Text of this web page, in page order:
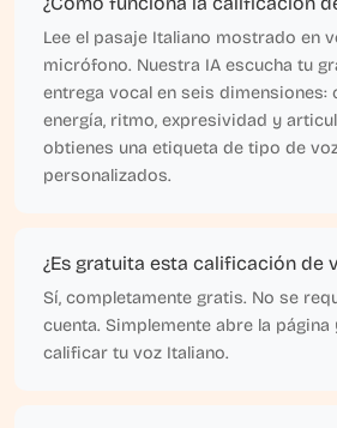
Lee el pasaje Italiano mostrado en
micrófono. Nuestra IA escucha tu
entrega vocal en seis dimensiones:
energía, ritmo, expresividad y
obtienes una etiqueta de tipo de
personalizados.
¿Es gratuita esta calificación de
Sí, completamente gratis. No se
cuenta. Simplemente abre la página
calificar tu voz Italiano.